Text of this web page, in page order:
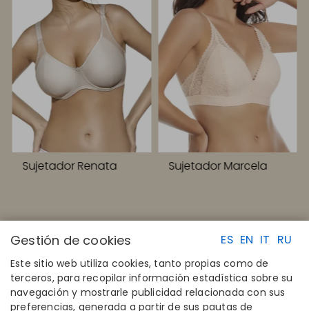
Sujetador Renata Sujetador Marcela
ES EN IT RU
Gestión de cookies
Este sitio web utiliza cookies, tanto propias como de
terceros, para recopilar información estadística sobre su
navegación y mostrarle publicidad relacionada con sus
preferencias, generada a partir de sus pautas de
ENLACES RAPIDOS CONTACTO